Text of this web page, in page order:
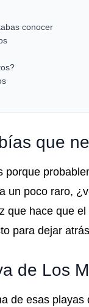
conocer
que
porque
un poco raro,
que hace que
para dejar
de Los
de esas